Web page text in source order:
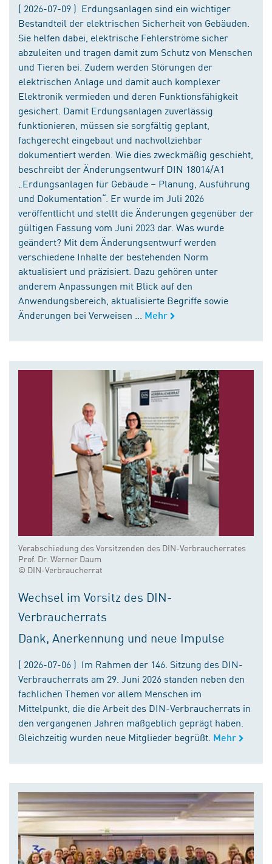
( 2026-07-09 ) Erdungsanlagen sind ein wichtiger
Bestandteil der elektrischen Sicherheit von Gebäuden.
Sie helfen dabei, elektrische Fehlerströme sicher
abzuleiten und tragen damit zum Schutz von Menschen
und Tieren bei. Zudem werden Störungen der
elektrischen Anlage und damit auch komplexer
Elektronik vermieden und deren Funktionsfähigkeit
gesichert. Damit Erdungsanlagen zuverlässig
funktionieren, müssen sie sorgfältig geplant,
fachgerecht eingebaut und nachvollziehbar
dokumentiert werden. Wie dies zweckmäßig geschieht,
beschreibt der Änderungsentwurf DIN 18014/A1
„Erdungsanlagen für Gebäude – Planung, Ausführung
und Dokumentation“. Er wurde im Juli 2026
veröffentlicht und stellt die Änderungen gegenüber der
gültigen Fassung vom Juni 2023 dar. Was wurde
geändert? Mit dem Änderungsentwurf werden
verschiedene Inhalte der bestehenden Norm
aktualisiert und präzisiert. Dazu gehören unter
anderem Anpassungen mit Blick auf den
Anwendungsbereich, aktualisierte Begriffe sowie
Änderungen bei Verweisen ...
Mehr
Verabschiedung des Vorsitzenden des DIN-Verbraucherrates
Prof. Dr. Werner Daum
© DIN-Verbraucherrat
Wechsel im Vorsitz des DIN-
Verbraucherrats
Dank, Anerkennung und neue Impulse
( 2026-07-06 ) Im Rahmen der 146. Sitzung des DIN-
Verbraucherrats am 29. Juni 2026 standen neben den
fachlichen Themen vor allem Menschen im
Mittelpunkt, die die Arbeit des DIN-Verbraucherrats in
den vergangenen Jahren maßgeblich geprägt haben.
Gleichzeitig wurden neue Mitglieder begrüßt. Mehr